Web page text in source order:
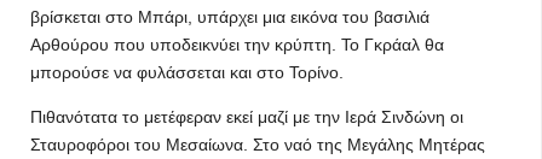
βρίσκεται στο Μπάρι, υπάρχει μια εικόνα του βασιλιά
Αρθούρου που υποδεικνύει την κρύπτη. Το Γκράαλ θα
μπορούσε να φυλάσσεται και στο Τορίνο.
Πιθανότατα το μετέφεραν εκεί μαζί με την Ιερά Σινδώνη οι
Σταυροφόροι του Μεσαίωνα. Στο ναό της Μεγάλης Μητέρας